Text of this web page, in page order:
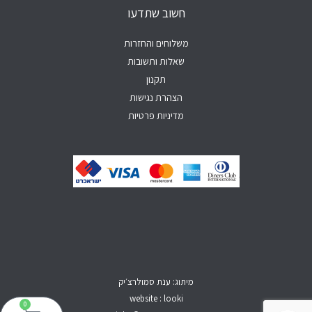
0
חשוב שתדעו
משלוחים והחזרות
שאלות ותשובות
תקנון
הצהרת נגישות
מדיניות פרטיות
מיתוג: ענת סמולרצ׳יק
website : looki